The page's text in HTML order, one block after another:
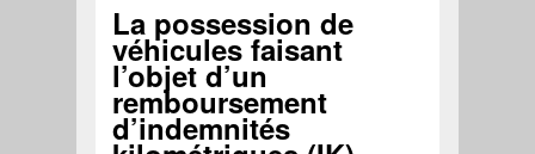
La possession de
véhicules faisant
l’objet d’un
remboursement
d’indemnités